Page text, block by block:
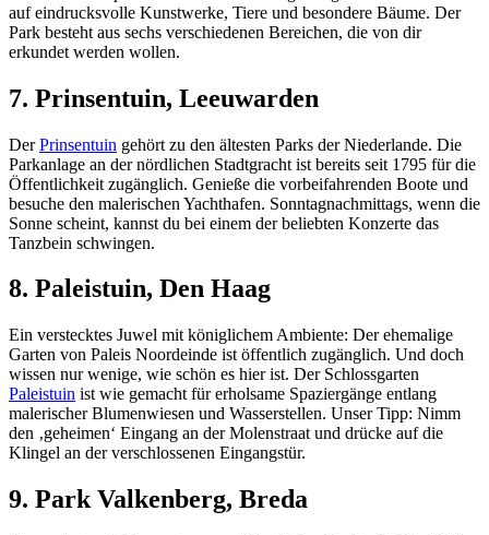
auf eindrucksvolle Kunstwerke, Tiere und besondere Bäume. Der
Park besteht aus sechs verschiedenen Bereichen, die von dir
erkundet werden wollen.
7. Prinsentuin, Leeuwarden
DerPrinsentuin gehört zu den ältesten Parks der Niederlande. Die
Parkanlage an der nördlichen Stadtgracht ist bereits seit 1795 für die
Öffentlichkeit zugänglich. Genieße die vorbeifahrenden Boote und
besuche den malerischen Yachthafen. Sonntagnachmittags, wenn die
Sonne scheint, kannst du bei einem der beliebten Konzerte das
Tanzbein schwingen.
8. Paleistuin, Den Haag
Ein verstecktes Juwel mit königlichem Ambiente: Der ehemalige
Garten von Paleis Noordeinde ist öffentlich zugänglich. Und doch
wissen nur wenige, wie schön es hier ist. Der Schlossgarten
Paleistuin ist wie gemacht für erholsame Spaziergänge entlang
malerischer Blumenwiesen und Wasserstellen. Unser Tipp: Nimm
den ‚geheimen‘ Eingang an der Molenstraat und drücke auf die
Klingel an der verschlossenen Eingangstür.
9. Park Valkenberg, Breda